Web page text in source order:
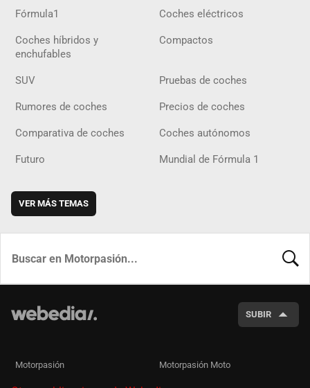
Fórmula1 Coches eléctricos
Coches híbridos y
enchufables
Compactos
SUV Pruebas de coches
Rumores de coches Precios de coches
Comparativa de coches Coches autónomos
Futuro Mundial de Fórmula 1
VER MÁS TEMAS
SUBIR
Motorpasión Motorpasión Moto